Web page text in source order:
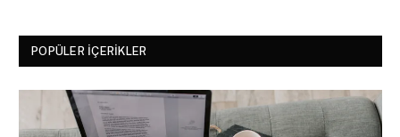
POPÜLER İÇERIKLER